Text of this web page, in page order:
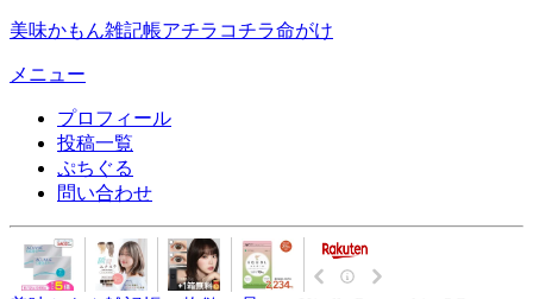
美味かもん雑記帳アチラコチラ命がけ
メニュー
プロフィール
投稿一覧
ぷちぐる
問い合わせ